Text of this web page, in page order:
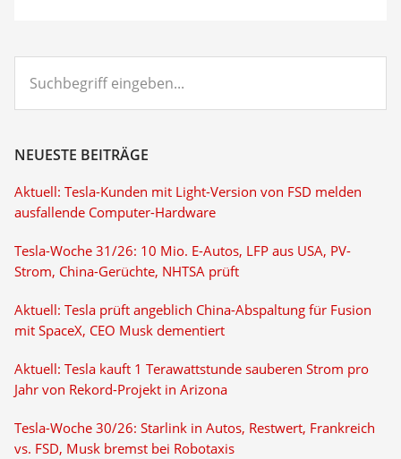
eingeben...
NEUESTE BEITRÄGE
Aktuell: Tesla-Kunden mit Light-Version von FSD melden
ausfallende Computer-Hardware
Tesla-Woche 31/26: 10 Mio. E-Autos, LFP aus USA, PV-
Strom, China-Gerüchte, NHTSA prüft
Aktuell: Tesla prüft angeblich China-Abspaltung für Fusion
mit SpaceX, CEO Musk dementiert
Aktuell: Tesla kauft 1 Terawattstunde sauberen Strom pro
Jahr von Rekord-Projekt in Arizona
Tesla-Woche 30/26: Starlink in Autos, Restwert, Frankreich
vs. FSD, Musk bremst bei Robotaxis